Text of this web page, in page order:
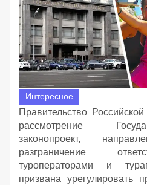
Интересное
Правительство
рассмотрение
законопроект,
разграничение
туроператорами и
призвана урегулировать